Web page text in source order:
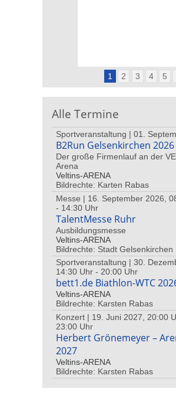
1 2 3 4 5
Alle Termine
Sportveranstaltung | 01.
B2Run Gelsenkirchen 2026
Der große Firmenlauf an der
Arena
Veltins-ARENA
Bildrechte: Karten Rabas
Messe | 16. September 2026,
- 14:30 Uhr
TalentMesse Ruhr
Ausbildungsmesse
Veltins-ARENA
Bildrechte: Stadt Gelsenkirchen
Sportveranstaltung | 30.
14:30 Uhr - 20:00 Uhr
bett1.de Biathlon-WTC
Veltins-ARENA
Bildrechte: Karsten Rabas
Konzert | 19. Juni 2027, 20:00
23:00 Uhr
Herbert Grönemeyer –
2027
Veltins-ARENA
Bildrechte: Karsten Rabas